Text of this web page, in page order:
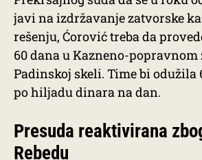
javi na izdržavanje zatvorske
rešenju, Ćorović treba da
60 dana u Kazneno-popravnom
Padinskoj skeli. Time bi odužila
po hiljadu dinara na dan.
Presuda reaktivirana
Rebedu